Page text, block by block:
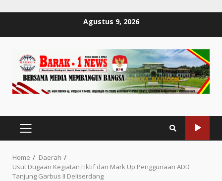
Agustus 9, 2026
PRIMARY
MENU
Home
Daerah
Usut Dugaan Kegiatan Fiktif dan Mark Up Penggunaan ADD
Tanjung Garbus II Deliserdang